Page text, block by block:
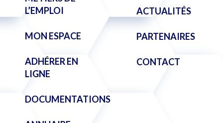
L’EMPLOI
MON ESPACE
ADHÉRER EN
LIGNE
DOCUMENTATIONS
ACTUALITÉS
PARTENAIRES
CONTACT